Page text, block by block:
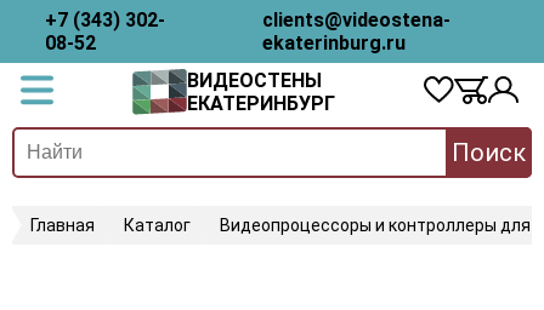
+7 (343) 302-
08-52
clients@videostena-
ekaterinburg.ru
ВИДЕОСТЕНЫ
ЕКАТЕРИНБУРГ
Поиск
Главная Каталог Видеопроцессоры и контроллеры для